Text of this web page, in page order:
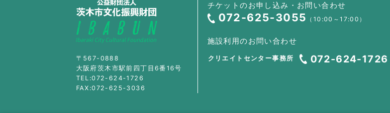
〒567-0888
大阪府茨木市駅前四丁目6番16号
TEL:072-624-1726
FAX:072-625-3036
チケットのお申し込み・お問い合わせ
072-625-3055 （10:00～17:00）
施設利用のお問い合わせ
クリエイトセンター事務所 072-624-1726